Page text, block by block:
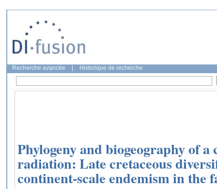
Recherche avancée Historique de recherche
Phylogeny and biogeography of
radiation: Late cretaceous
continent-scale endemism in the